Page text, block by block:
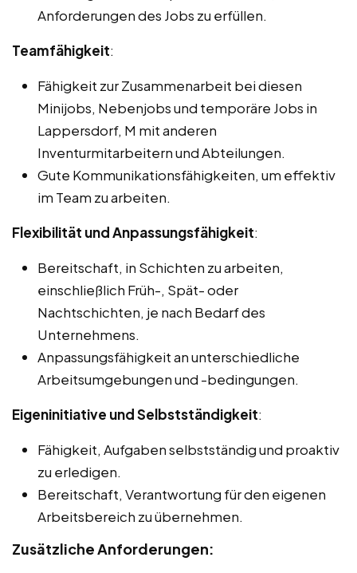
Anforderungen des Jobs zu erfüllen.
Teamfähigkeit:
Fähigkeit zur Zusammenarbeit bei diesen
Minijobs, Nebenjobs und temporäre Jobs in
Lappersdorf, M mit anderen
Inventurmitarbeitern und Abteilungen.
Gute Kommunikationsfähigkeiten, um effektiv
im Team zu arbeiten.
Flexibilität und Anpassungsfähigkeit:
Bereitschaft, in Schichten zu arbeiten,
einschließlich Früh-, Spät- oder
Nachtschichten, je nach Bedarf des
Unternehmens.
Anpassungsfähigkeit an unterschiedliche
Arbeitsumgebungen und -bedingungen.
Eigeninitiative und Selbstständigkeit:
Fähigkeit, Aufgaben selbstständig und proaktiv
zu erledigen.
Bereitschaft, Verantwortung für den eigenen
Arbeitsbereich zu übernehmen.
Zusätzliche Anforderungen: